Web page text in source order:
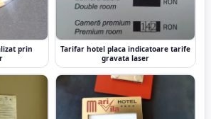
prin
Tarifar hotel placa indicatoare tarife
gravata laser